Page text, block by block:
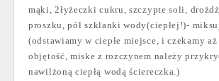
mąki, 2łyżeczki cukru, szczypte soli,
proszku, pół szklanki wody(ciepłej!)-
(odstawiamy w ciepłe miejsce, i czekamy
objętość, miske z rozczynem należy
nawilżoną ciepłą wodą ściereczka.)